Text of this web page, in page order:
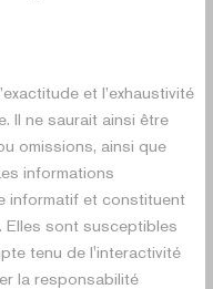
et l’exhaustivité
Il ne saurait ainsi être
omissions, ainsi que
informations
informatif et constituent
sont susceptibles
tenu de l'interactivité
la responsabilité